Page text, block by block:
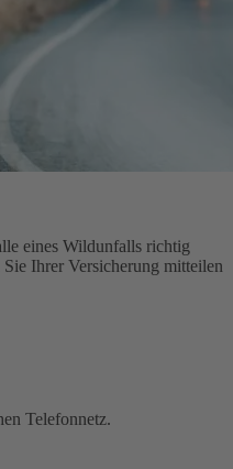
eines Wildunfalls richtig
Ihrer Versicherung mitteilen
Telefonnetz.